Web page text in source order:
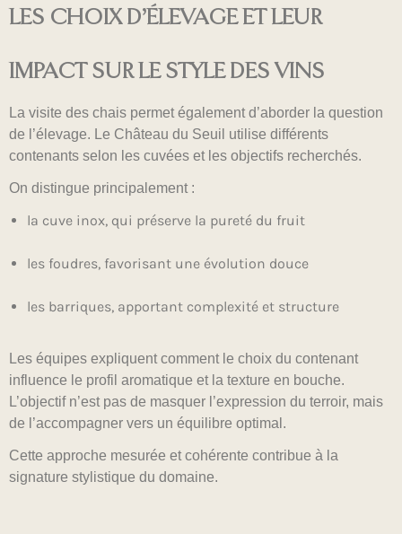
LES CHOIX D’ÉLEVAGE ET LEUR
IMPACT SUR LE STYLE DES VINS
La visite des chais permet également d’aborder la question
de l’élevage. Le Château du Seuil utilise différents
contenants selon les cuvées et les objectifs recherchés.
On distingue principalement :
la cuve inox, qui préserve la pureté du fruit
les foudres, favorisant une évolution douce
les barriques, apportant complexité et structure
Les équipes expliquent comment le choix du contenant
influence le profil aromatique et la texture en bouche.
L’objectif n’est pas de masquer l’expression du terroir, mais
de l’accompagner vers un équilibre optimal.
Cette approche mesurée et cohérente contribue à la
signature stylistique du domaine.